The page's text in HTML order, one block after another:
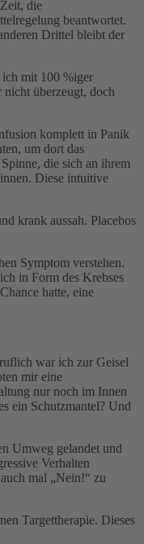
die
beantwortet.
Drittel bleibt der
ich mit 100 %iger
überzeugt, doch
komplett in Panik
um dort das
die sich an ihrem
Diese intuitive
krank aussah. Placebos
Symptom verstehen.
in Form des Krebses
hatte, eine
war ich zur Geisel
mir eine
nur noch im Innen
ein Schutzmantel? Und
Umweg gelandet und
Verhalten
mal „Nein!“ zu
Targettherapie. Dieses